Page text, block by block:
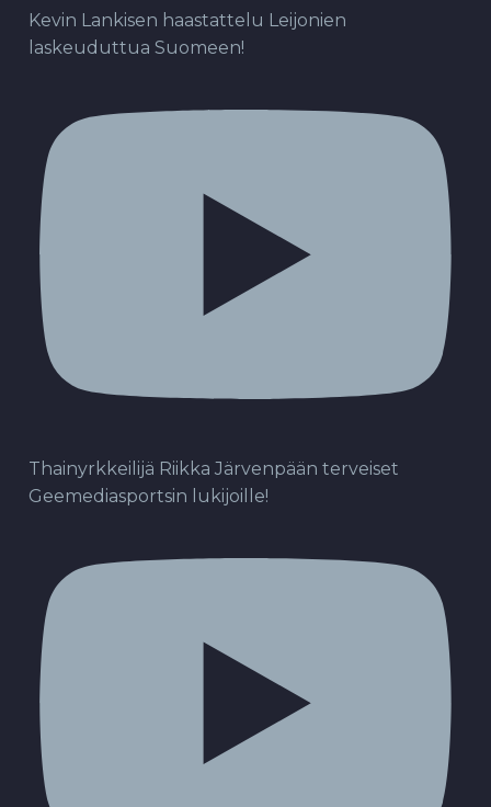
Kevin Lankisen haastattelu Leijonien
laskeuduttua Suomeen!
Thainyrkkeilijä Riikka Järvenpään terveiset
Geemediasportsin lukijoille!